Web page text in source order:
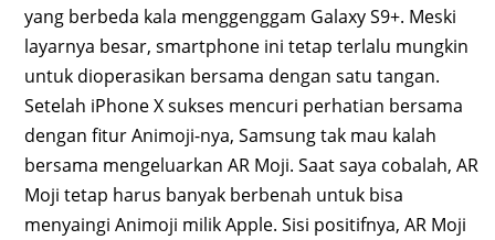
yang berbeda kala menggenggam Galaxy S9+. Meski
layarnya besar, smartphone ini tetap terlalu mungkin
untuk dioperasikan bersama dengan satu tangan.
Setelah iPhone X sukses mencuri perhatian bersama
dengan fitur Animoji-nya, Samsung tak mau kalah
bersama mengeluarkan AR Moji. Saat saya cobalah, AR
Moji tetap harus banyak berbenah untuk bisa
menyaingi Animoji milik Apple. Sisi positifnya, AR Moji